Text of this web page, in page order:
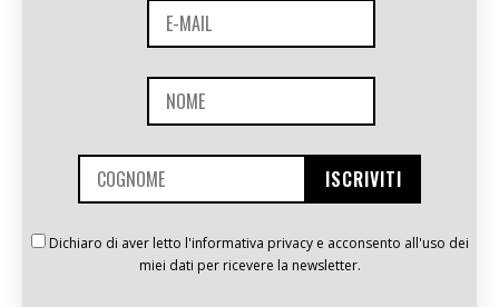
Dichiaro di aver letto l'informativa privacy e acconsento all'uso dei
miei dati per ricevere la newsletter.